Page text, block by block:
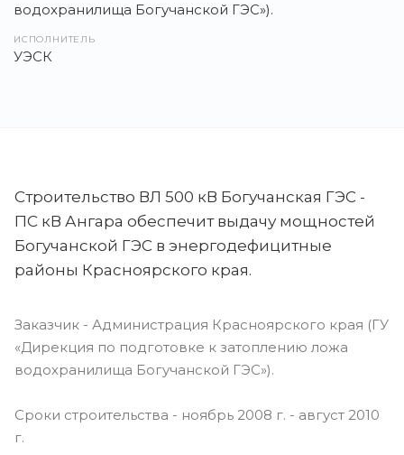
водохранилища Богучанской ГЭС»).
ИСПОЛНИТЕЛЬ
УЭСК
Строительство ВЛ 500 кВ Богучанская ГЭС -
ПС кВ Ангара обеспечит выдачу мощностей
Богучанской ГЭС в энергодефицитные
районы Красноярского края.
Заказчик - Администрация Красноярского края (ГУ
«Дирекция по подготовке к затоплению ложа
водохранилища Богучанской ГЭС»).
Сроки строительства - ноябрь 2008 г. - август 2010
г.